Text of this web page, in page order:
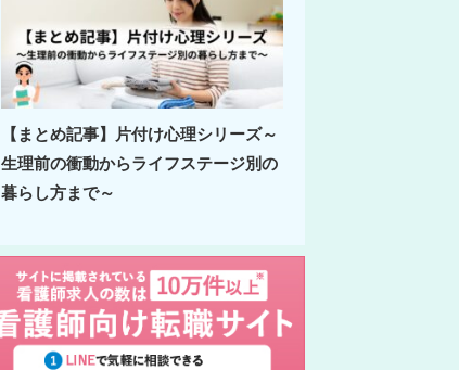
【まとめ記事】片付け心理シリーズ～
生理前の衝動からライフステージ別の
暮らし方まで～